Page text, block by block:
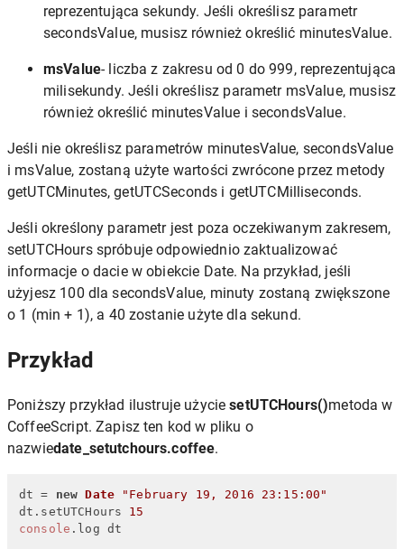
reprezentująca sekundy. Jeśli określisz parametr
secondsValue, musisz również określić minutesValue.
msValue- liczba z zakresu od 0 do 999, reprezentująca
milisekundy. Jeśli określisz parametr msValue, musisz
również określić minutesValue i secondsValue.
Jeśli nie określisz parametrów minutesValue, secondsValue
i msValue, zostaną użyte wartości zwrócone przez metody
getUTCMinutes, getUTCSeconds i getUTCMilliseconds.
Jeśli określony parametr jest poza oczekiwanym zakresem,
setUTCHours spróbuje odpowiednio zaktualizować
informacje o dacie w obiekcie Date. Na przykład, jeśli
użyjesz 100 dla secondsValue, minuty zostaną zwiększone
o 1 (min + 1), a 40 zostanie użyte dla sekund.
Przykład
Poniższy przykład ilustruje użyciesetUTCHours()metoda w
CoffeeScript. Zapisz ten kod w pliku o
nazwiedate_setutchours.coffee.
dt = new Date
"February 19, 2016 23:15:00"
dt. setUTCHours
15
console . log dt